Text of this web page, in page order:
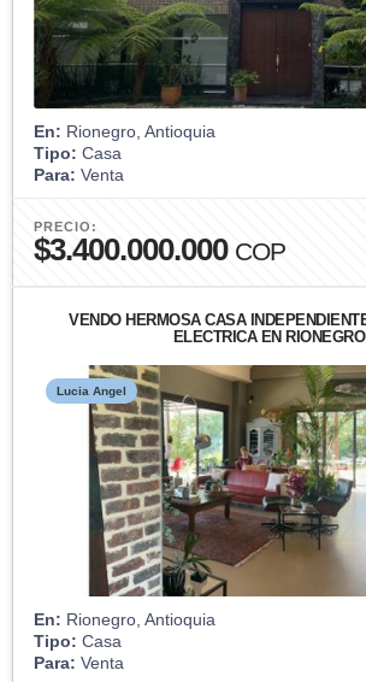
En: Rionegro, Antioquia
Tipo: Casa
Para: Venta
PRECIO:
$3.400.000.000 COP
VENDO HERMOSA CASA
ELECTRICA EN RIONEGRO
Lucia Angel
En: Rionegro, Antioquia
Tipo: Casa
Para: Venta